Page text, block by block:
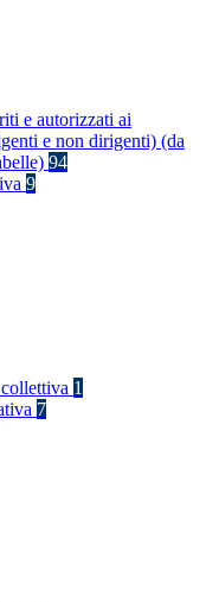
e autorizzati ai
e non dirigenti) (da
94
9
1
7